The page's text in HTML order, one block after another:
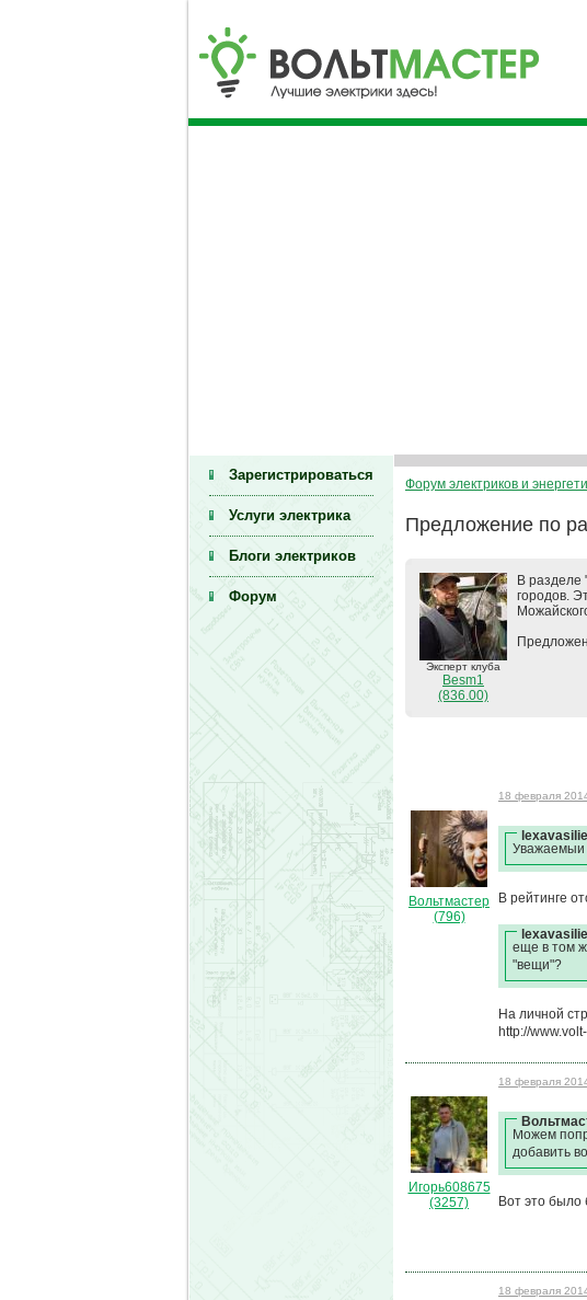
Зарегистрироваться
Услуги электрика
Блоги электриков
Форум
Форум электриков и
Предложение по
Эксперт клуба
Besm1
(836.00)
В разделе
городов.
Вольтмастер
(796)
18 февраля
Уважаемый
В рейтинге
ещё в том
"вещи"?
На личной
http://
Игорь608675
(3257)
18 февраля
Можем
добавить
Вот это
18 февраля